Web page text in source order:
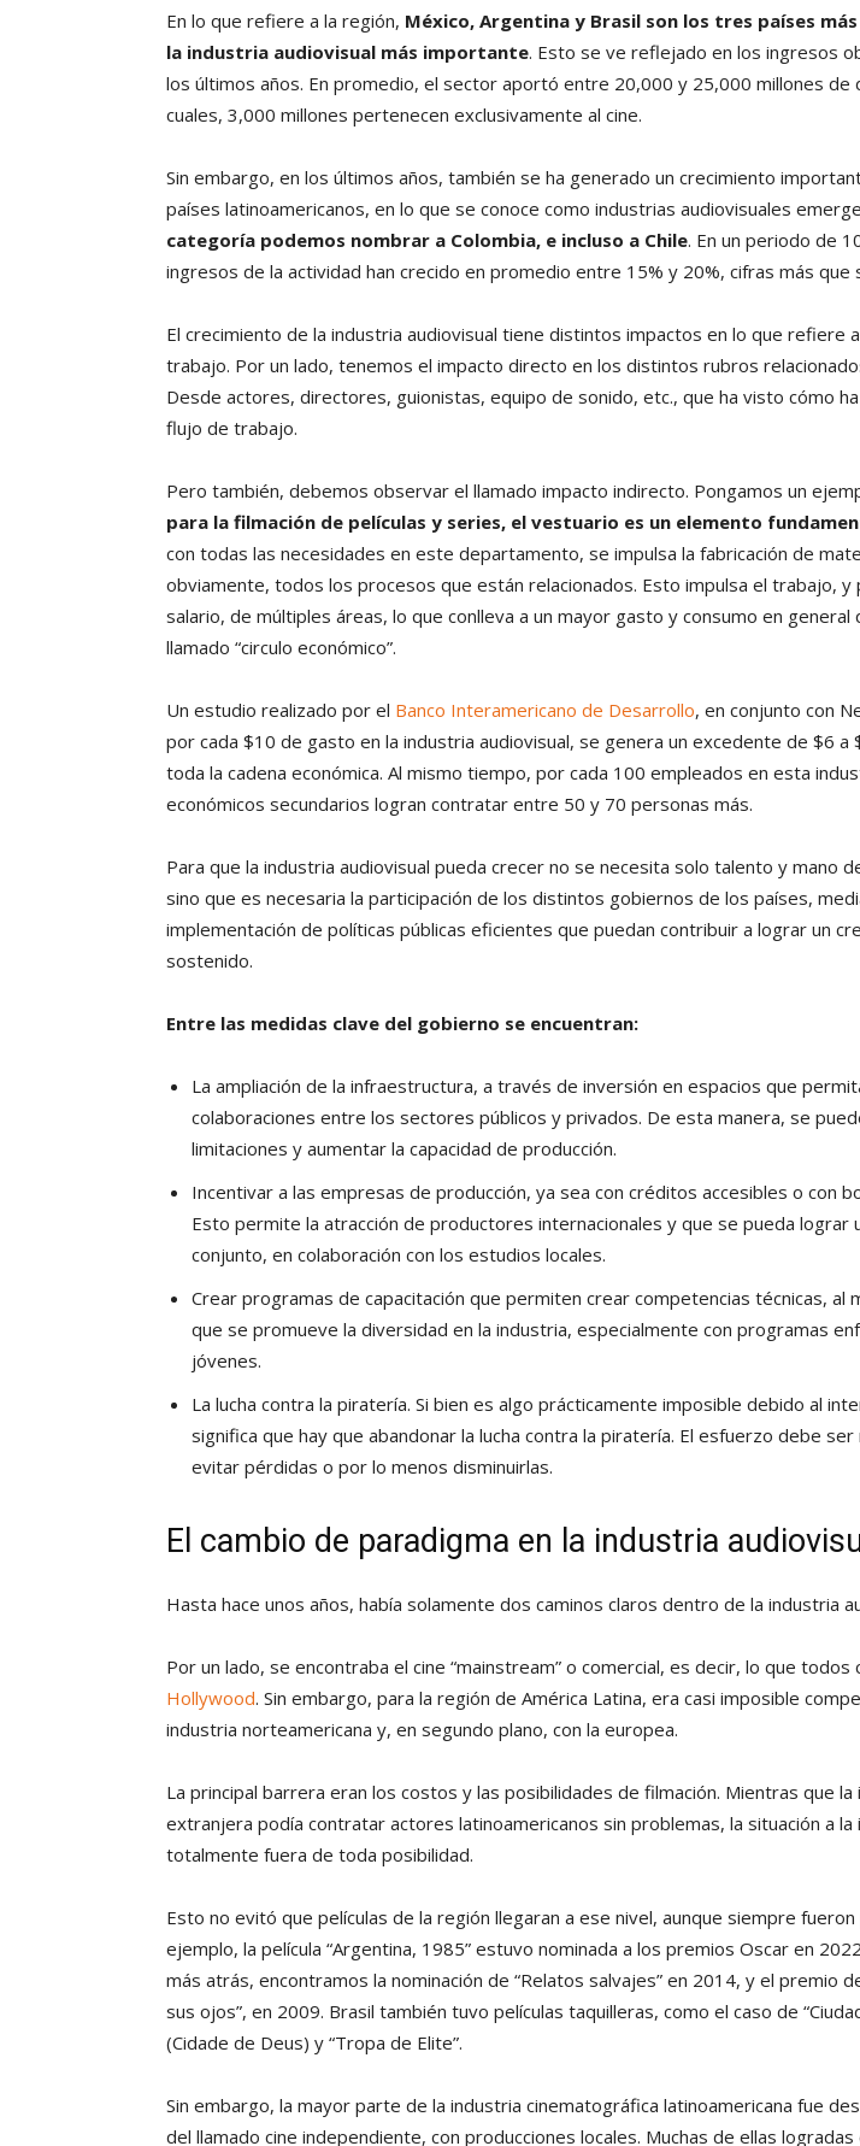
En lo que refiere a la región, México, Argentina y Brasil son los tres países
la industria audiovisual más importante. Esto se ve reflejado en los ingresos
los últimos años. En promedio, el sector aportó entre 20,000 y 25,000 millones de
cuales, 3,000 millones pertenecen exclusivamente al cine.
Sin embargo, en los últimos años, también se ha generado un crecimiento
países latinoamericanos, en lo que se conoce como industrias audiovisuales
categoría podemos nombrar a Colombia, e incluso a Chile. En un periodo de
ingresos de la actividad han crecido en promedio entre 15% y 20%, cifras más que
El crecimiento de la industria audiovisual tiene distintos impactos en lo que refiere
trabajo. Por un lado, tenemos el impacto directo en los distintos rubros
Desde actores, directores, guionistas, equipo de sonido, etc., que ha visto cómo
flujo de trabajo.
Pero también, debemos observar el llamado impacto indirecto. Pongamos un
para la filmación de películas y series, el vestuario es un elemento
con todas las necesidades en este departamento, se impulsa la fabricación de
obviamente, todos los procesos que están relacionados. Esto impulsa el trabajo, y
salario, de múltiples áreas, lo que conlleva a un mayor gasto y consumo en general
llamado “circulo económico”.
Un estudio realizado por el Banco Interamericano de Desarrollo, en conjunto con
por cada $10 de gasto en la industria audiovisual, se genera un excedente de $6 a
toda la cadena económica. Al mismo tiempo, por cada 100 empleados en esta
económicos secundarios logran contratar entre 50 y 70 personas más.
Para que la industria audiovisual pueda crecer no se necesita solo talento y mano
sino que es necesaria la participación de los distintos gobiernos de los países,
implementación de políticas públicas eficientes que puedan contribuir a lograr un
sostenido.
Entre las medidas clave del gobierno se encuentran:
La ampliación de la infraestructura, a través de inversión en espacios que
colaboraciones entre los sectores públicos y privados. De esta manera, se
limitaciones y aumentar la capacidad de producción.
Incentivar a las empresas de producción, ya sea con créditos accesibles o con
Esto permite la atracción de productores internacionales y que se pueda lograr
conjunto, en colaboración con los estudios locales.
Crear programas de capacitación que permiten crear competencias técnicas, al
que se promueve la diversidad en la industria, especialmente con programas
jóvenes.
La lucha contra la piratería. Si bien es algo prácticamente imposible debido al
significa que hay que abandonar la lucha contra la piratería. El esfuerzo debe
evitar pérdidas o por lo menos disminuirlas.
El cambio de paradigma en la industria
Hasta hace unos años, había solamente dos caminos claros dentro de la industria
Por un lado, se encontraba el cine “mainstream” o comercial, es decir, lo que todos
Hollywood. Sin embargo, para la región de América Latina, era casi imposible
industria norteamericana y, en segundo plano, con la europea.
La principal barrera eran los costos y las posibilidades de filmación. Mientras que la
extranjera podía contratar actores latinoamericanos sin problemas, la situación a la
totalmente fuera de toda posibilidad.
Esto no evitó que películas de la región llegaran a ese nivel, aunque siempre
ejemplo, la película “Argentina, 1985” estuvo nominada a los premios Oscar en
más atrás, encontramos la nominación de “Relatos salvajes” en 2014, y el premio
sus ojos”, en 2009. Brasil también tuvo películas taquilleras, como el caso de
(Cidade de Deus) y “Tropa de Elite”.
Sin embargo, la mayor parte de la industria cinematográfica latinoamericana fue
del llamado cine independiente, con producciones locales. Muchas de ellas logradas